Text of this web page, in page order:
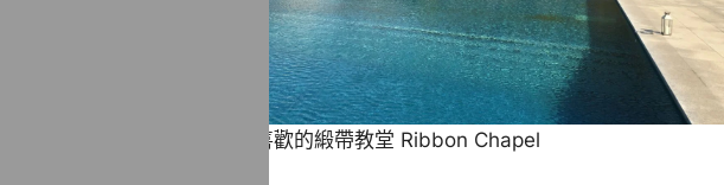
一直很喜歡的緞帶教堂 Ribbon Chapel